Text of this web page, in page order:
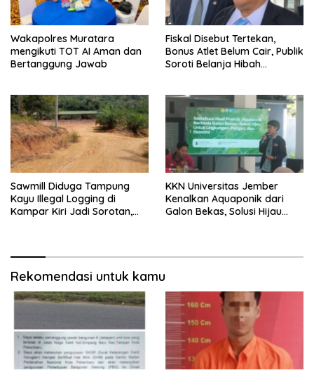
Wakapolres Muratara
mengikuti TOT AI Aman dan
Bertanggung Jawab
Fiskal Disebut Tertekan,
Bonus Atlet Belum Cair, Publik
Soroti Belanja Hibah
Sawmill Diduga Tampung
Kayu Illegal Logging di
Kampar Kiri Jadi Sorotan,
KKN Universitas Jember
Kenalkan Aquaponik dari
Galon Bekas, Solusi Hijau
Rekomendasi untuk kamu